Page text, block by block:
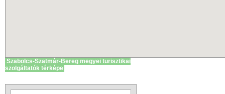
Szabolcs-Szatmár-Bereg megyei turisztikai
szolgáltatók térképe